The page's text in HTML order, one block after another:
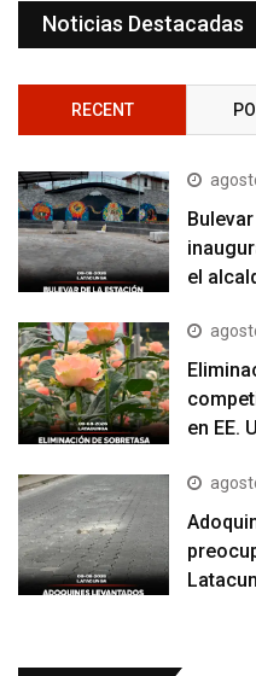
Noticias Destacadas
RECENT
el
en EE.